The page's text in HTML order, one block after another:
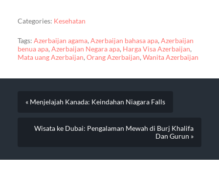
Categories: Kesehatan
Tags: Azerbaijan agama, Azerbaijan bahasa apa, Azerbaijan
benua apa, Azerbaijan Negara apa, Harga Visa Azerbaijan,
Mata uang Azerbaijan, Orang Azerbaijan, Wanita Azerbaijan
« Menjelajah Kanada: Keindahan Niagara Falls
Wisata ke Dubai: Pengalaman Mewah di Burj Khalifa
Dan Gurun »